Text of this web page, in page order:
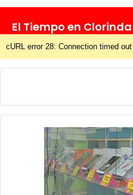
El Tiempo en Clorinda
cURL error 28: Connection timed